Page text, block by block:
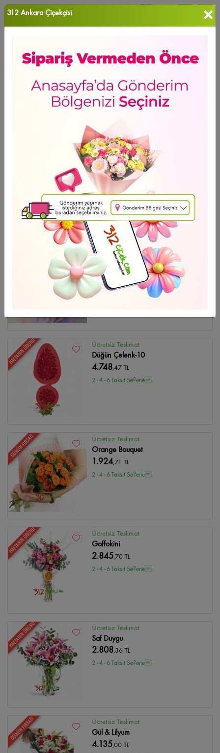
Ana Sayfa ANKARA ÇİÇEK Bahçelievler Çiçekçi
Sıralama
Bahçelievler Çiçekçi
Ücretsiz Teslimat
Soft Year Rose
2.253,37 TL
2 - 4 - 6 Taksit Se?enei
Ücretsiz Teslimat
Peony Bouquet
13.361 ,14 TL
2 - 4 - 6 Taksit Se?enei
HAFTANIN ÜRÜNÜ Ücretsiz Teslimat
Düğün Çelenk-10
4.748,47 TL
2 - 4 - 6 Taksit Se?enei
GÜNÜN FIRSATI Ücretsiz Teslimat
Orange Bouquet
1.924,71 TL
2 - 4 - 6 Taksit Se?enei
HAFTANIN ÜRÜNÜ Ücretsiz Teslimat
Goffokini
2.845,70 TL
2 - 4 - 6 Taksit Se?enei
HAFTANIN ÜRÜNÜ Ücretsiz Teslimat
Saf Duygu
2.808,36 TL
2 - 4 - 6 Taksit Se?enei
GÜNÜN FIRSATI Ücretsiz Teslimat
Gül & Lilyum
4.135,00 TL
312 Ankara Çiçekçisi ×